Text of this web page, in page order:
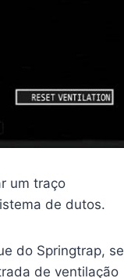
um traço
de dutos.
do Springtrap, se
de ventilação